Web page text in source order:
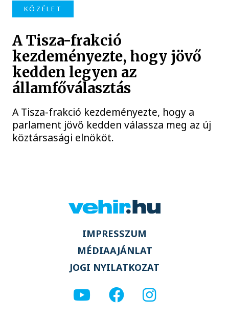
KÖZÉLET
A Tisza-frakció
kezdeményezte, hogy jövő
kedden legyen az
államfőválasztás
A Tisza-frakció kezdeményezte, hogy a
parlament jövő kedden válassza meg az új
köztársasági elnököt.
IMPRESSZUM
MÉDIAAJÁNLAT
JOGI NYILATKOZAT